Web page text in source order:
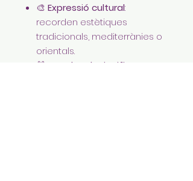
🎨 Expressió cultural:
recorden estètiques
tradicionals, mediterrànies o
orientals.
🎁
Regal amb significat